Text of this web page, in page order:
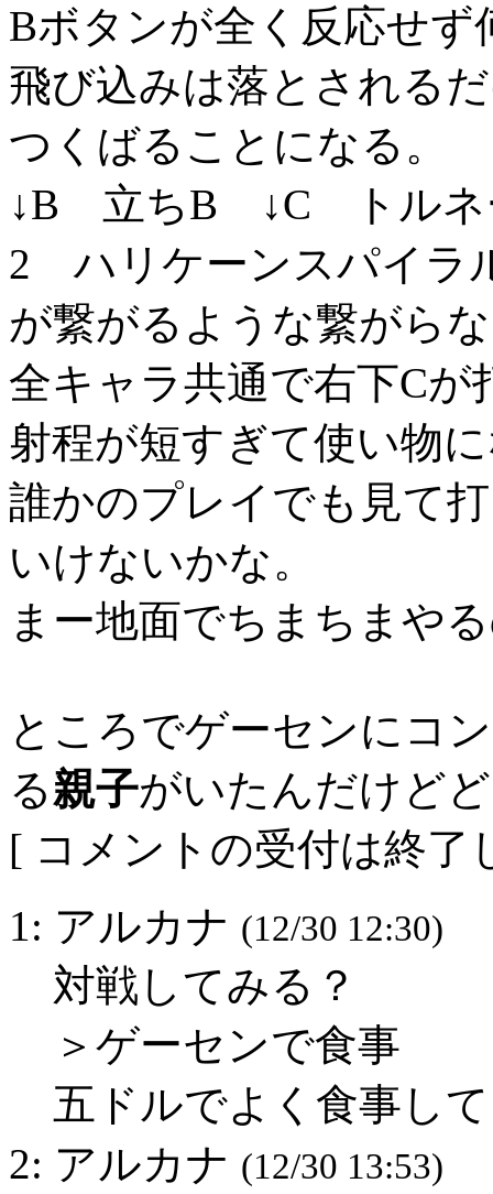
Bボタンが全く反応せず
飛び込みは落とされる
つくばることになる。
↓B 立ちB ↓C トルネ
2 ハリケーンスパイラ
が繋がるような繋がら
全キャラ共通で右下C
射程が短すぎて使い物
誰かのプレイでも見て
いけないかな。
まー地面でちまちまや
ところでゲーセンにコ
る親子がいたんだけど
[ コメントの受付は終了
1: アルカナ (12/30 12:30)
対戦してみる？
＞ゲーセンで食事
五ドルでよく食事し
2: アルカナ (12/30 13:53)